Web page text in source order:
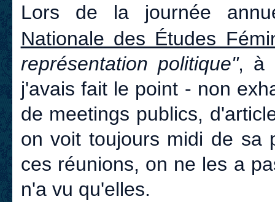
Lors de la journée
Nationale des Études
représentation politique", à
j'avais fait le point - non
de meetings publics,
on voit toujours midi de sa
ces réunions, on ne les a
n'a vu qu'elles.